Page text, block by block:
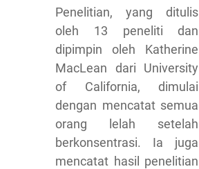
Penelitian, yang ditulis
oleh 13 peneliti dan
dipimpin oleh Katherine
MacLean dari University
of California, dimulai
dengan mencatat semua
orang lelah setelah
berkonsentrasi. Ia juga
mencatat hasil penelitian